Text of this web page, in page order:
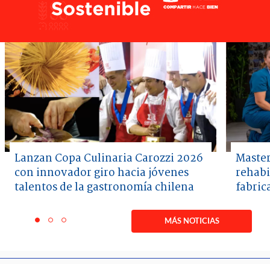
Lanzan Copa Culinaria Carozzi 2026
con innovador giro hacia jóvenes
talentos de la gastronomía chilena
itemitemitem
MÁS NOTICIAS